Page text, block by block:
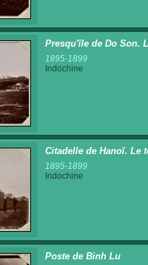
Presqu'île de Do Son.
1895-1899
Indochine
Citadelle de Hanoï. Le
1895-1899
Indochine
Poste de Binh Lu